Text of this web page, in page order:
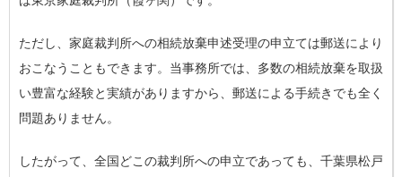
ただし、家庭裁判所への相続放棄申述受理の申立ては郵送により
おこなうこともできます。当事務所では、多数の相続放棄を取扱
い豊富な経験と実績がありますから、郵送による手続きでも全く
問題ありません。
したがって、 全国どこの裁判所への申立であっても、千葉県松戸